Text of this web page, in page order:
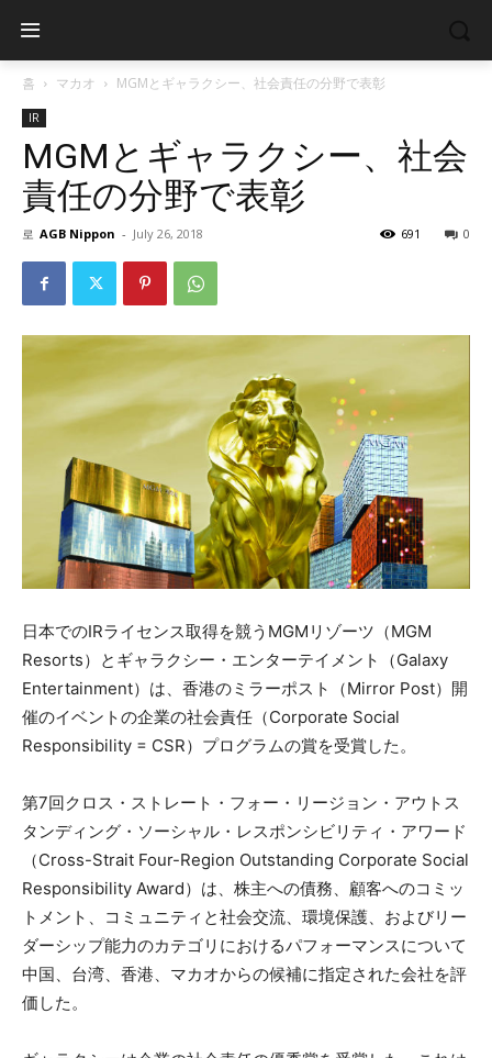
홈 マカオ MGMとギャラクシー、社会責任の分野で表彰
IR
MGMとギャラクシー、社会
責任の分野で表彰
로 AGB Nippon - July 26, 2018 0
691
日本でのIRライセンス取得を競うMGMリゾーツ（MGM
Resorts）とギャラクシー・エンターテイメント（Galaxy
Entertainment）は、香港のミラーポスト（Mirror Post）開
催のイベントの企業の社会責任（Corporate Social
Responsibility = CSR）プログラムの賞を受賞した。
第7回クロス・ストレート・フォー・リージョン・アウトス
タンディング・ソーシャル・レスポンシビリティ・アワード
（Cross-Strait Four-Region Outstanding Corporate Social
Responsibility Award）は、株主への債務、顧客へのコミッ
トメント、コミュニティと社会交流、環境保護、およびリー
ダーシップ能力のカテゴリにおけるパフォーマンスについて
中国、台湾、香港、マカオからの候補に指定された会社を評
価した。